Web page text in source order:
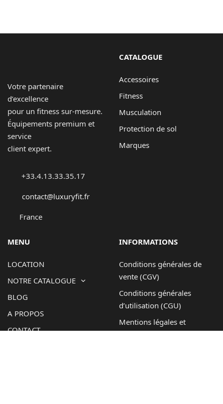
319,90 €
Votre partenaire
d’excellence
pour un fitness sur-mesure.
Équipements premium et
service
client expert.
+33.4.13.33.35.17
contact@luxuryfit.fr
France
CATALOGUE
Accessoires
Fitness
Musculation
Protection de sol
Marques
MENU
LOCATION
NOTRE CATALOGUE
BLOG
A PROPOS
CONTACT
INFORMATIONS
Conditions générales de
vente (CGV)
Conditions générales
d’utilisation (CGU)
Mentions légales et